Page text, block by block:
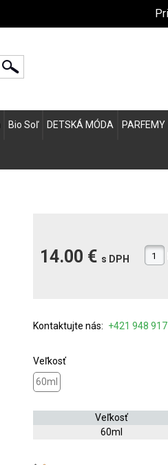
Bio Soľ DETSKÁ MÓDA PARFEMY
14.00 € s DPH
Kontaktujte nás: +421 948
Veľkosť
60ml
Veľkosť
60ml